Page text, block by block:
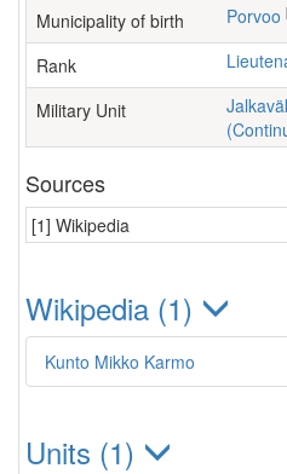
Municipality of birth Porvoo
Rank
Military Unit
Jalkaväkirykmentti 60, III pataljoona
Sources
[1] Wikipedia
Wikipedia (1)
Kunto Mikko Karmo
Units (1)